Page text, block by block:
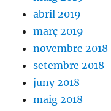
abril 2019
març 2019
novembre 2018
setembre 2018
juny 2018
maig 2018